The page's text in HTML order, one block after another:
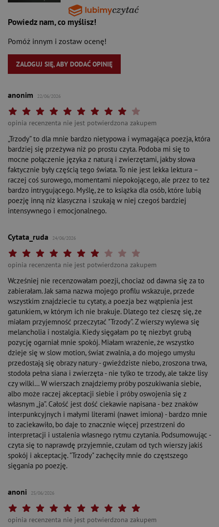
Powiedz nam, co myślisz!
Pomóż innym i zostaw ocenę!
ZALOGUJ SIĘ, ABY DODAĆ OPINIĘ
anonim 22/06/2026
Twoja ocena: Arcydzieło
Twoja ocena: Wybitna 9/10"
Twoja ocena: Rewelacyjna 8/10"
Twoja ocena: Bardzo dobra 7/10"
Twoja ocena: Dobra 6/10"
Twoja ocena: Przeciętna 5/10"
Twoja ocena: Może być 4/10"
Twoja ocena: Słaba 3/10"
Twoja ocena: Bardzo słaba 2/10"
Twoja ocena: Beznadziejna 1/10"
opinia recenzenta nie jest potwierdzona zakupem
„Trzody” to dla mnie bardzo nietypowa i wymagająca poezja, która
bardziej się przeżywa niż po prostu czyta. Podoba mi się to
mocne połączenie języka z naturą i zwierzętami, jakby słowa
faktycznie były częścią tego świata. To nie jest lekka lektura –
raczej coś surowego, momentami niepokojącego, ale przez to też
bardzo intrygującego. Myślę, że to książka dla osób, które lubią
poezję inną niż klasyczna i szukają w niej czegoś bardziej
intensywnego i emocjonalnego.
Cytata_ruda 24/06/2026
Twoja ocena: Arcydzieło
Twoja ocena: Wybitna 9/10"
Twoja ocena: Rewelacyjna 8/10"
Twoja ocena: Bardzo dobra 7/10"
Twoja ocena: Dobra 6/10"
Twoja ocena: Przeciętna 5/10"
Twoja ocena: Może być 4/10"
Twoja ocena: Słaba 3/10"
Twoja ocena: Bardzo słaba 2/10"
Twoja ocena: Beznadziejna 1/10"
opinia recenzenta nie jest potwierdzona zakupem
Wcześniej nie recenzowałam poezji, chociaż od dawna się za to
zabierałam. Jak sama nazwa mojego profilu wskazuje, przede
wszystkim znajdziecie tu cytaty, a poezja bez wątpienia jest
gatunkiem, w którym ich nie brakuje. Dlatego też cieszę się, że
miałam przyjemność przeczytać "Trzody". Z wierszy wylewa się
melancholia i nostalgia. Kiedy sięgałam po tę niezbyt grubą
pozycję ogarniał mnie spokój. Miałam wrażenie, że wszystko
dzieje się w slow motion, świat zwalnia, a do mojego umysłu
przedostają się obrazy natury - gwieździste niebo, zroszona trwa,
stodoła pełna siana i zwierzęta - nie tylko te trzody, ale także lisy
czy wilki… W wierszach znajdziemy próby poszukiwania siebie,
albo może raczej akceptacji siebie i próby oswojenia się z
własnym „ja”. Całość jest dość ciekawie napisana - bez znaków
interpunkcyjnych i małymi literami (nawet imiona) - bardzo mnie
to zaciekawiło, bo daje to znacznie więcej przestrzeni do
interpretacji i ustalenia własnego rytmu czytania. Podsumowując -
czyta się to naprawdę przyjemnie, czułam od tych wierszy jakiś
spokój i akceptację. "Trzody" zachęciły mnie do częstszego
sięgania po poezję.
anoni 25/06/2026
Twoja ocena: Arcydzieło
Twoja ocena: Wybitna 9/10"
Twoja ocena: Rewelacyjna 8/10"
Twoja ocena: Bardzo dobra 7/10"
Twoja ocena: Dobra 6/10"
Twoja ocena: Przeciętna 5/10"
Twoja ocena: Może być 4/10"
Twoja ocena: Słaba 3/10"
Twoja ocena: Bardzo słaba 2/10"
Twoja ocena: Beznadziejna 1/10"
opinia recenzenta nie jest potwierdzona zakupem